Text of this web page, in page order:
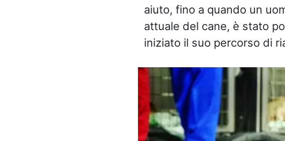
aiuto, fino a quando un
attuale del cane, è stato
iniziato il suo percorso di